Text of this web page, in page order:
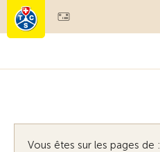
Membres & prestations
Vous êtes sur les pages de :